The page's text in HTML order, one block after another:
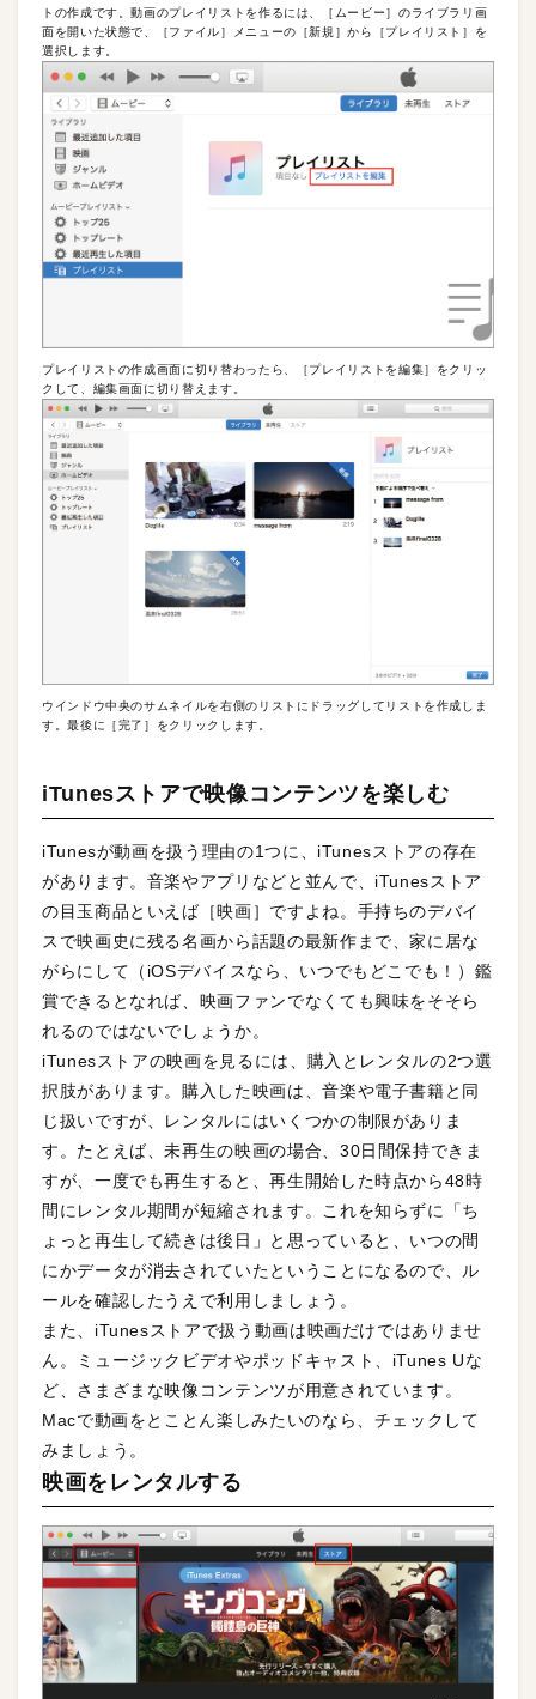
トの作成です。動画のプレイリストを作るには、［ムービー］のライブラリ画
面を開いた状態で、［ファイル］メニューの［新規］から［プレイリスト］を
選択します。
プレイリストの作成画面に切り替わったら、［プレイリストを編集］をクリッ
クして、編集画面に切り替えます。
ウインドウ中央のサムネイルを右側のリストにドラッグしてリストを作成しま
す。最後に［完了］をクリックします。
iTunesストアで映像コンテンツを楽しむ
iTunesが動画を扱う理由の1つに、iTunesストアの存在
があります。音楽やアプリなどと並んで、iTunesストア
の目玉商品といえば［映画］ですよね。手持ちのデバイ
スで映画史に残る名画から話題の最新作まで、家に居な
がらにして（iOSデバイスなら、いつでもどこでも！）鑑
賞できるとなれば、映画ファンでなくても興味をそそら
れるのではないでしょうか。
iTunesストアの映画を見るには、購入とレンタルの2つ選
択肢があります。購入した映画は、音楽や電子書籍と同
じ扱いですが、レンタルにはいくつかの制限がありま
す。たとえば、未再生の映画の場合、30日間保持できま
すが、一度でも再生すると、再生開始した時点から48時
間にレンタル期間が短縮されます。これを知らずに「ち
ょっと再生して続きは後日」と思っていると、いつの間
にかデータが消去されていたということになるので、ル
ールを確認したうえで利用しましょう。
また、iTunesストアで扱う動画は映画だけではありませ
ん。ミュージックビデオやポッドキャスト、iTunes Uな
ど、さまざまな映像コンテンツが用意されています。
Macで動画をとことん楽しみたいのなら、チェックして
みましょう。
映画をレンタルする